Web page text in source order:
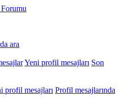
ara
Yeni profil mesajları Son
profil mesajları Profil mesajlarında